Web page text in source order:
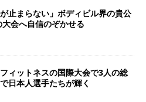
が止まらない」ボディビル界の貴公
会へ自信のぞかせる
ィットネスの国際大会で3人の総
日本人選手たちが輝く